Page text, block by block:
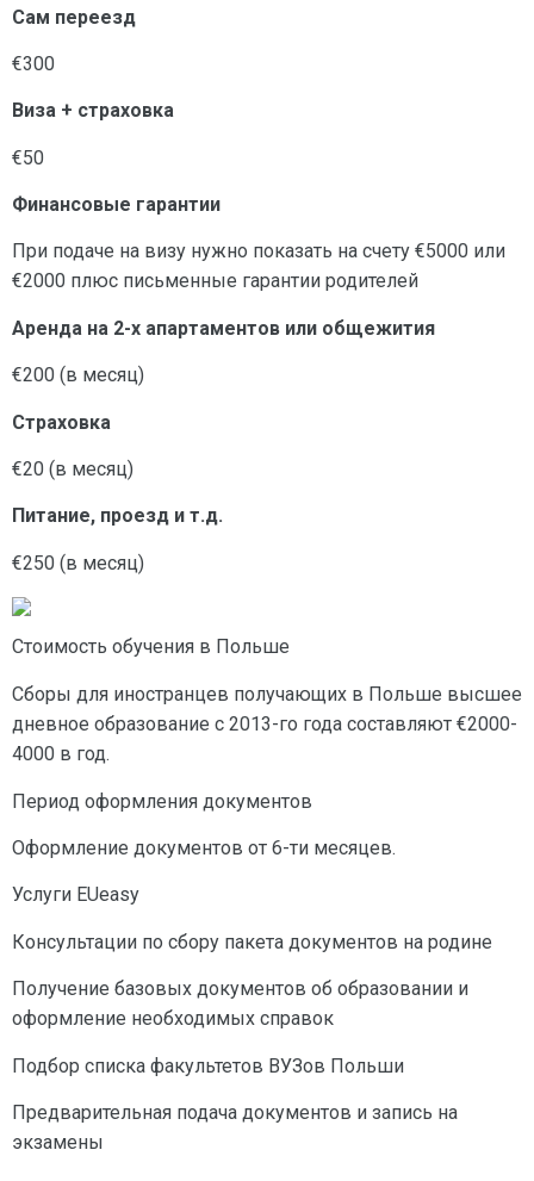
Сам переезд
€300
Виза + страховка
€50
Финансовые гарантии
При подаче на визу нужно показать на счету €5000 или
€2000 плюс письменные гарантии родителей
Аренда на 2-х апартаментов или общежития
€200 (в месяц)
Страховка
€20 (в месяц)
Питание, проезд и т.д.
€250 (в месяц)
Стоимость обучения в Польше
Сборы для иностранцев получающих в Польше высшее
дневное образование с 2013-го года составляют €2000-
4000 в год.
Период оформления документов
Оформление документов от 6-ти месяцев.
Услуги EUeasy
Консультации по сбору пакета документов на родине
Получение базовых документов об образовании и
оформление необходимых справок
Подбор списка факультетов ВУЗов Польши
Предварительная подача документов и запись на
экзамены